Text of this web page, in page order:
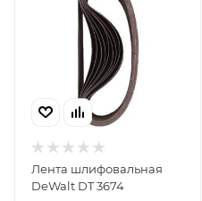
Лента шлифовальная
DeWalt DT 3674